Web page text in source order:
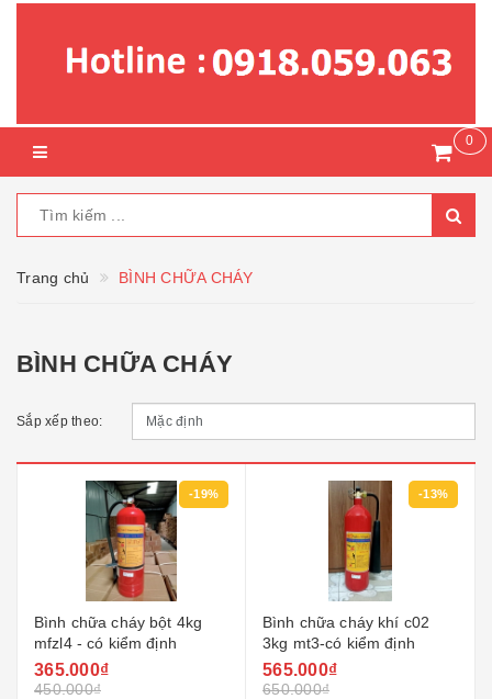
0
Trang chủ BÌNH CHỮA CHÁY
BÌNH CHỮA CHÁY
Sắp xếp theo:
-19%
Bình chữa cháy bột 4kg
mfzl4 - có kiểm định
365.000₫
450.000₫
-13%
Bình chữa cháy khí c02
3kg mt3-có kiểm định
565.000₫
650.000₫